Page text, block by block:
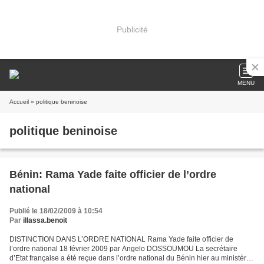
Publicité
MENU
Accueil » politique beninoise
politique beninoise
Bénin: Rama Yade faite officier de l’ordre
national
Publié le 18/02/2009 à 10:54
Par illassa.benoit
DISTINCTION DANS L’ORDRE NATIONAL Rama Yade faite officier de
l’ordre national 18 février 2009 par Angelo DOSSOUMOU La secrétaire
d’Etat française a été reçue dans l’ordre national du Bénin hier au ministère